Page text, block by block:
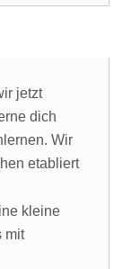
jetzt
dich
Wir
etabliert
kleine
mit